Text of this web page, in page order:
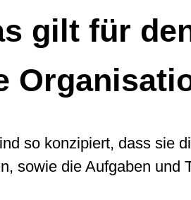
gilt für
so konzipiert, dass sie
sowie die Aufgaben und